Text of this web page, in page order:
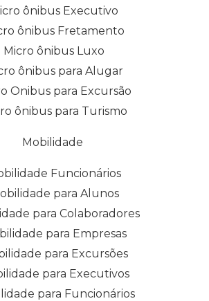
ônibus Executivo
ônibus Fretamento
Micro ônibus Luxo
ônibus para Alugar
Onibus para Excursão
ônibus para Turismo
Mobilidade
Funcionários
para Alunos
para Colaboradores
para Empresas
para Excursões
para Executivos
para Funcionários